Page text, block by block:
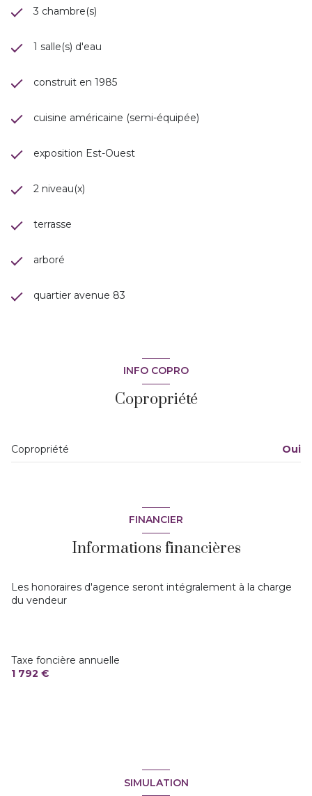
3 chambre(s)
1 salle(s) d'eau
construit en 1985
cuisine américaine (semi-équipée)
exposition Est-Ouest
2 niveau(x)
terrasse
arboré
quartier avenue 83
INFO COPRO
Copropriété
Copropriété Oui
FINANCIER
Informations financières
Les honoraires d'agence seront intégralement à la charge
du vendeur
Taxe foncière annuelle
1 792 €
SIMULATION